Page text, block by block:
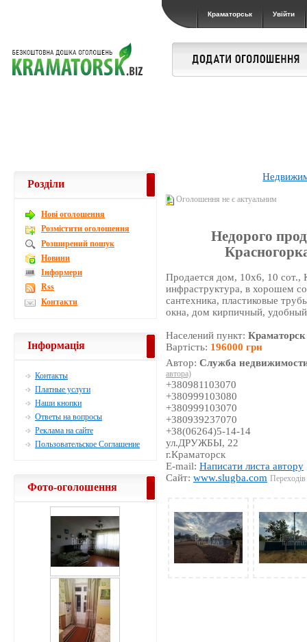
Краматорськ Увійти
Оголошення не є актуальним
Недорого
Продается дом, 10х6, 10 сот.,
инфраструктура, в хорошем
сантехника, пластиковые
окна, дом кирпичный,
Населений пункт:Краматорск
Вартість: 196000 грн
Автор:Служба
автора)
+380981103070
+380999103080
+380999103070
+380939237070
+38(06264)5-14-14
ул.ДРУЖБЫ, 22
г.Краматорск
E-mail:Написати листа автору
Сайт:www.slugba.com
Розділи
Новi оголошення
Розмістити оголошення
Розширений пошук
Новини
Інформери
Rss
Контакти
Інформація
Контакты
Платные услуги
Наши кнопки
Ответы на вопросы
Реклама на сайте
Пользовательское Соглашение
Фото-оголошення